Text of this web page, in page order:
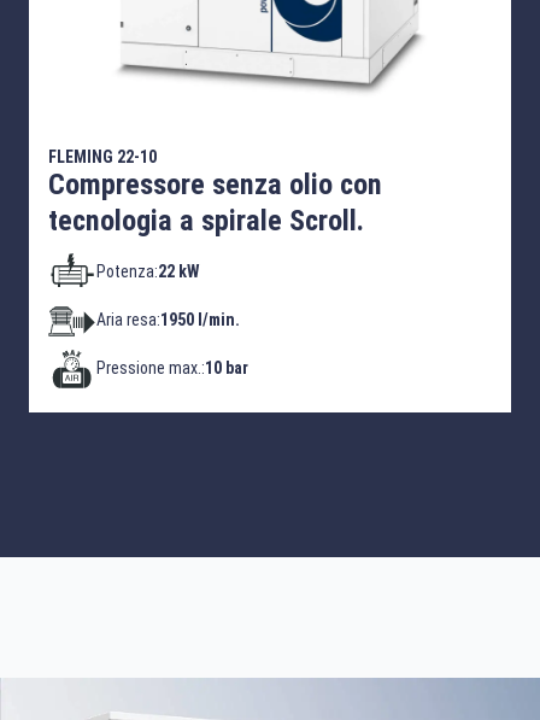
FLEMING 22-10
Compressore senza olio con
tecnologia a spirale Scroll.
Potenza:22 kW
Aria resa:1950 l/min.
Pressione max.:10 bar